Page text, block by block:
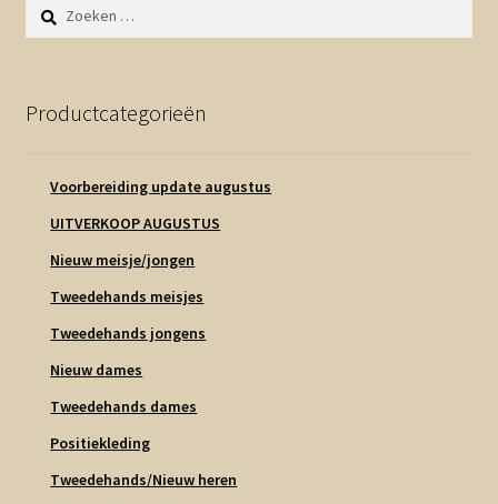
Zoeken
naar:
Productcategorieën
Voorbereiding update augustus
UITVERKOOP AUGUSTUS
Nieuw meisje/jongen
Tweedehands meisjes
Tweedehands jongens
Nieuw dames
Tweedehands dames
Positiekleding
Tweedehands/Nieuw heren